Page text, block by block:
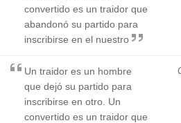
convertido es un traidor que
abandonó su partido para
inscribirse en el nuestro
Un traidor es un hombre
que dejó su partido para
inscribirse en otro. Un
convertido es un traidor que